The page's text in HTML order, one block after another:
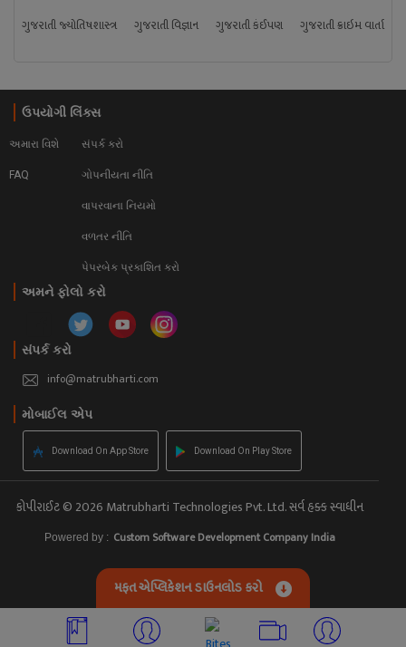
ગુજરાતી જ્યોતિષશાસ્ત્ર
ગુજરાતી વિજ્ઞાન ગુજરાતી કંઈપણ ગુજરાતી ક્રાઇમ વાર્તા
ઉપયોગી લિંક્સ
અમારા વિશે
FAQ
સંપર્ક કરો
ગોપનીયતા નીતિ
વાપરવાના નિયમો
વળતર નીતિ
પેપરબેક પ્રકાશિત કરો
અમને ફોલો કરો
સંપર્ક કરો
info@matrubharti.com
મોબાઈલ એપ
Download On App Store Download On Play Store
કોપીરાઈટ © 2026 Matrubharti Technologies Pvt. Ltd. સર્વ હક્ક સ્વાધીન
Powered by : Custom Software Development Company India
મફત એપ્લિકેશન ડાઉનલોડ કરો